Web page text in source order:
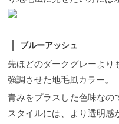
ブルーアッシュ
先ほどのダークグレーより
強調させた地毛風カラー。
青みをプラスした色味なの
スタイルには、より透明感